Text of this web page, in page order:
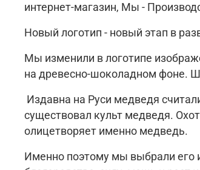
интернет-магазин, Мы -
Новый логотип - новый этап в
Мы изменили в логотипе
на древесно-шоколадном фоне.
Издавна на Руси медведя
существовал культ медведя.
олицетворяет именно медведь.
Именно поэтому мы выбрали его